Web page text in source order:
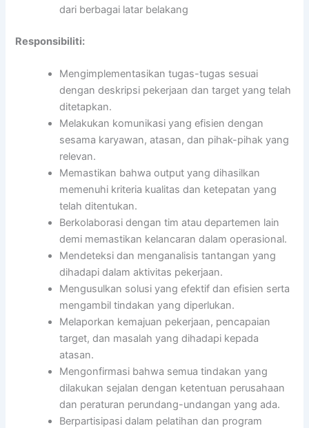
dari berbagai latar belakang
Responsibiliti:
Mengimplementasikan tugas-tugas sesuai
dengan deskripsi pekerjaan dan target yang telah
ditetapkan.
Melakukan komunikasi yang efisien dengan
sesama karyawan, atasan, dan pihak-pihak yang
relevan.
Memastikan bahwa output yang dihasilkan
memenuhi kriteria kualitas dan ketepatan yang
telah ditentukan.
Berkolaborasi dengan tim atau departemen lain
demi memastikan kelancaran dalam operasional.
Mendeteksi dan menganalisis tantangan yang
dihadapi dalam aktivitas pekerjaan.
Mengusulkan solusi yang efektif dan efisien serta
mengambil tindakan yang diperlukan.
Melaporkan kemajuan pekerjaan, pencapaian
target, dan masalah yang dihadapi kepada
atasan.
Mengonfirmasi bahwa semua tindakan yang
dilakukan sejalan dengan ketentuan perusahaan
dan peraturan perundang-undangan yang ada.
Berpartisipasi dalam pelatihan dan program